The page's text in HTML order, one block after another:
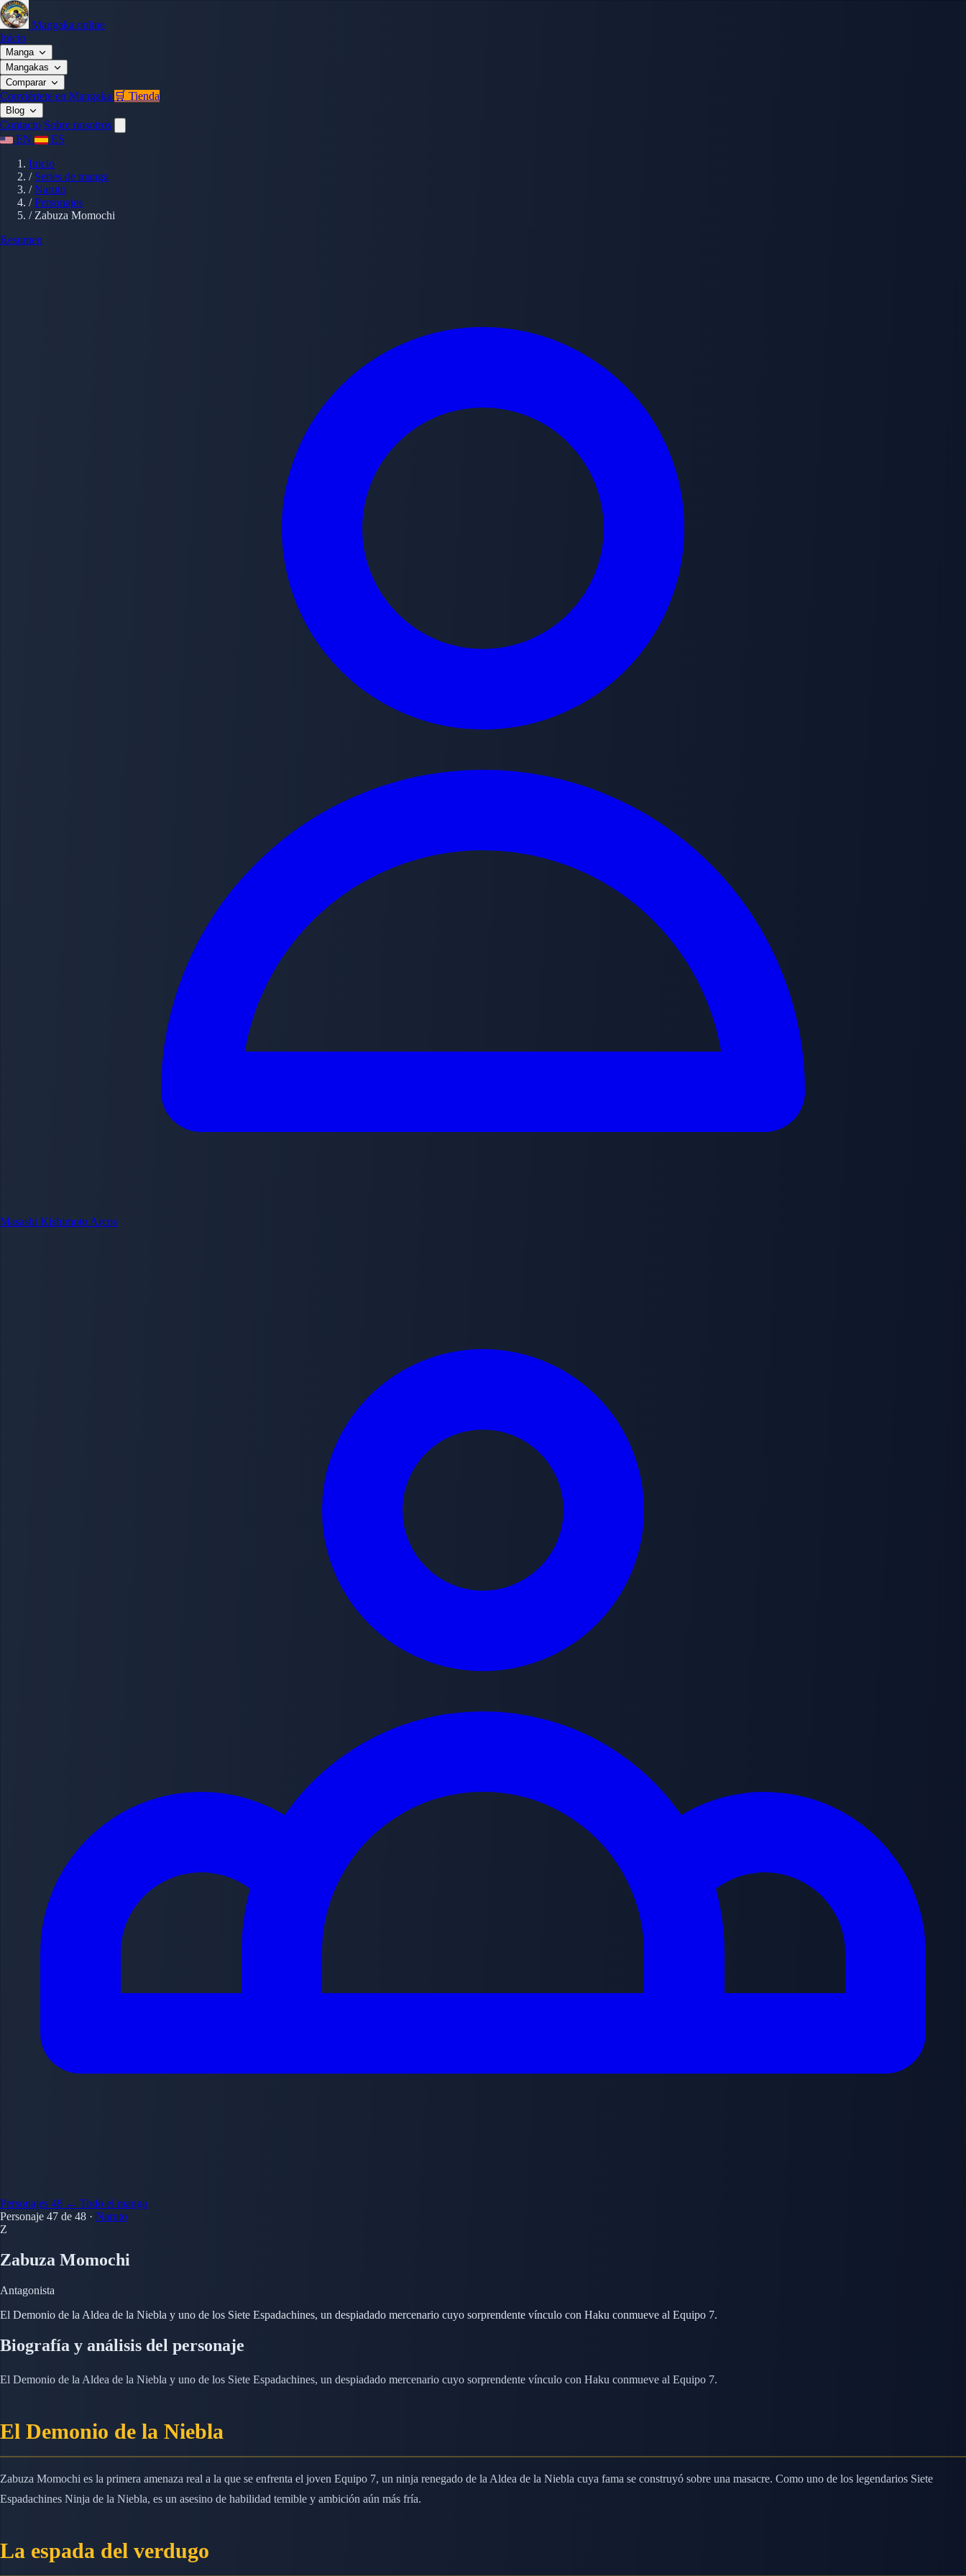
Mangaka.online
Inicio
Manga
Mangakas
Comparar
Conviértete en Mangaka 🛒 Tienda
Blog
Contacto Sobre nosotros
EN
ES
Inicio
/ Series de manga
/ Naruto
/ Personajes
/ Zabuza Momochi
Resumen
Masashi Kishimoto Arcos
Personajes 48 ← Todo el manga
Personaje 47 de 48 · Naruto
Z
Zabuza Momochi
Antagonista
El Demonio de la Aldea de la Niebla y uno de los Siete Espadachines, un despiadado mercenario cuyo sorprendente vínculo con Haku conmueve al Equipo 7.
Biografía y análisis del personaje
El Demonio de la Aldea de la Niebla y uno de los Siete Espadachines, un despiadado mercenario cuyo sorprendente vínculo con Haku conmueve al Equipo 7.
El Demonio de la Niebla
Zabuza Momochi es la primera amenaza real a la que se enfrenta el joven Equipo 7, un ninja renegado de la Aldea de la Niebla cuya fama se construyó sobre una masacre. Como uno de los legendarios Siete
Espadachines Ninja de la Niebla, es un asesino de habilidad temible y ambición aún más fría.
La espada del verdugo